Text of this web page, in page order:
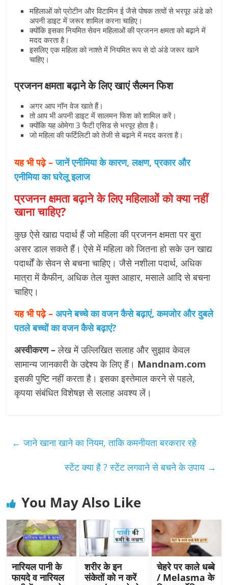
महिलाओं को प्रोटीन और विटामिन ई जैसे पोषक तत्वों से भरपूर अंडे को
अपनी डाइट में जरूर शामिल करना चाहिए।
क्योंकि इसका नियमित सेवन महिलाओं की प्रजनन क्षमता को बढ़ाने में
मदद करता है।
इसलिए एक महिला को नाश्ते में नियमित रूप से दो अंडे जरूर खाने
चाहिए।
प्रजनन क्षमता बढ़ाने के लिए खाएं सैल्मन फिश
अगर आप नॉन वेज खाते हैं।
तो आप भी अपनी डाइट में सालमन फिश को शामिल करें।
क्योंकि यह ओमेगा 3 फैटी एसिड से भरपूर होता है।
जो महिला की फर्टिलिटी को तेजी से बढ़ाने में मदद करता है।
यह भी पढ़े – जानें एनीमिया के कारण, लक्षण, प्रकार और
एनीमिया का घरेलू इलाज
प्रजनन क्षमता बढ़ाने के लिए महिलाओं को क्या नहीं
खाना चाहिए?
कुछ ऐसे खाद्य पदार्थ हैं जो महिला की प्रजनन क्षमता पर बुरा
असर डाल सकते हैं। ऐसे में महिला को जितना हो सके उन खाद्य
पदार्थों के सेवन से बचना चाहिए। जैसे नशीला पदार्थ, अधिक
मात्रा में कैफीन, अधिक तेल युक्त आहार, मसाले आदि से बचना
चाहिए।
यह भी पढ़े – अपने बच्चे का वजन कैसे बढ़ाएं, कमजोर और दुबले
पतले बच्चों का वजन कैसे बढ़ाएं?
अस्वीकरण –लेख में उल्लिखित सलाह और सुझाव केवल
सामान्य जानकारी के उद्देश्य के लिए हैं। Mandnam.com
इसकी पुष्टि नहीं करता है। इसका इस्तेमाल करने से पहले,
कृपया संबंधित विशेषज्ञ से सलाह अवश्य लें।
← जाने खाना खाने का नियम, ताकि कमनीयता बरकरार रहे
स्टेंट क्या है ? स्टेंट लगवाने से बचने के उपाय →
You May Also Like
नारियल पानी के
फायदे व नारियल
शरीर के इन
संकेतों को न करें
चेहरे पर काले धब्बे
/ Melasma के